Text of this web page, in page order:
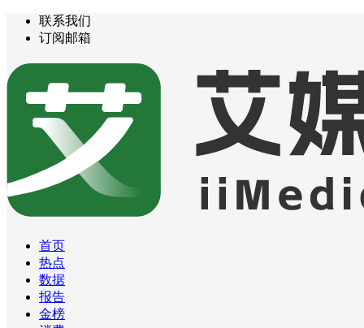
联系我们
订阅邮箱
首页
热点
数据
报告
金榜